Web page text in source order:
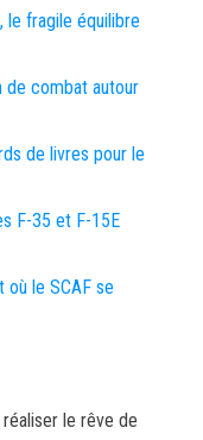
le fragile équilibre
de combat autour
de livres pour le
F-35 et F-15E
où le SCAF se
le rêve de